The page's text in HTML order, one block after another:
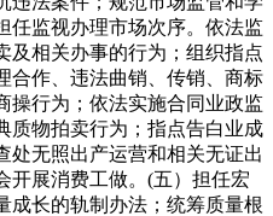
任监视办理市场次序。依法监
及相关办事的行为；组织指点
合作、违法曲销、传销、商标
操行为；依法实施合同业政监
质物拍卖行为；指点告白业成
处无照出产运营和相关无证出
开展消费工做。(五）担任宏
成长的轨制办法；统筹质量根